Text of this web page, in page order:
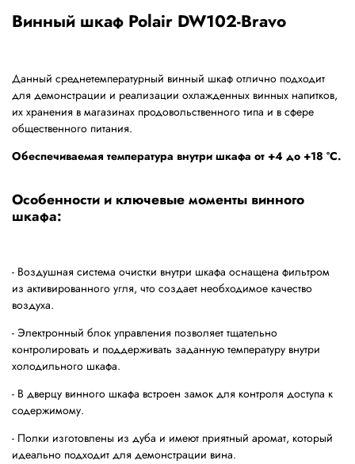
Винный шкаф Polair DW102-Bravo
Данный среднетемпературный винный шкаф отлично подходит
для демонстрации и реализации охлажденных винных напитков,
их хранения в магазинах продовольственного типа и в сфере
общественного питания.
Обеспечиваемая температура внутри шкафа от +4 до +18 °С.
Особенности и ключевые моменты винного
шкафа:
- Воздушная система очистки внутри шкафа оснащена фильтром
из активированного угля, что создает необходимое качество
воздуха.
- Электронный блок управления позволяет тщательно
контролировать и поддерживать заданную температуру внутри
холодильного шкафа.
- В дверцу винного шкафа встроен замок для контроля доступа к
содержимому.
- Полки изготовлены из дуба и имеют приятный аромат, который
идеально подходит для демонстрации вина.